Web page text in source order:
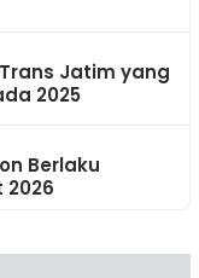
Jatim yang
2025
Berlaku
2026